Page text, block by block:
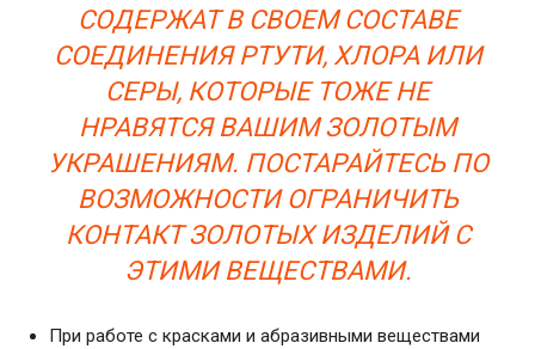
СОДЕРЖАТ В СВОЕМ СОСТАВЕ
СОЕДИНЕНИЯ РТУТИ, ХЛОРА ИЛИ
СЕРЫ, КОТОРЫЕ ТОЖЕ НЕ
НРАВЯТСЯ ВАШИМ ЗОЛОТЫМ
УКРАШЕНИЯМ. ПОСТАРАЙТЕСЬ ПО
ВОЗМОЖНОСТИ ОГРАНИЧИТЬ
КОНТАКТ ЗОЛОТЫХ ИЗДЕЛИЙ С
ЭТИМИ ВЕЩЕСТВАМИ.
При работе с красками и абразивными веществами